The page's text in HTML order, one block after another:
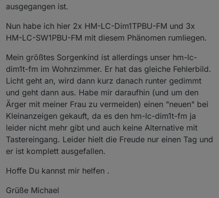
ausgegangen ist.
Nun habe ich hier 2x HM-LC-Dim1TPBU-FM und 3x
HM-LC-SW1PBU-FM mit diesem Phänomen rumliegen.
Mein größtes Sorgenkind ist allerdings unser hm-lc-
dim1t-fm im Wohnzimmer. Er hat das gleiche Fehlerbild.
Licht geht an, wird dann kurz danach runter gedimmt
und geht dann aus. Habe mir daraufhin (und um den
Ärger mit meiner Frau zu vermeiden) einen "neuen" bei
Kleinanzeigen gekauft, da es den hm-lc-dim1t-fm ja
leider nicht mehr gibt und auch keine Alternative mit
Tastereingang. Leider hielt die Freude nur einen Tag und
er ist komplett ausgefallen.
Hoffe Du kannst mir helfen .
Grüße Michael